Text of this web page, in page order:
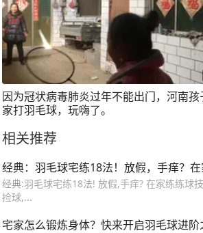
因为冠状病毒肺炎过年不能出门，河南孩
家打羽毛球，玩嗨了。
相关推荐
经典：羽毛球宅练18法！放假，手痒？
经典:羽毛球宅练18法! 放假,手痒? 在家练练球
捡球,...
宅家怎么锻炼身体？快来开启羽毛球进